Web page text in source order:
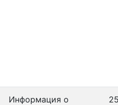
Информация о